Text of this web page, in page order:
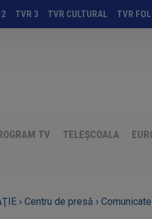
TVR
TVR CULTURAL
TVR 3
TV TELEȘCOALA
› Centru de presă › Comunicate